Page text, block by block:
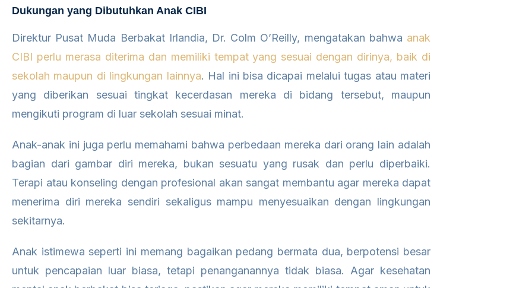
Dukungan yang Dibutuhkan Anak CIBI
Direktur Pusat Muda Berbakat Irlandia, Dr. Colm O’Reilly, mengatakan bahwa anak
CIBI perlu merasa diterima dan memiliki tempat yang sesuai dengan dirinya, baik di
sekolah maupun di lingkungan lainnya. Hal ini bisa dicapai melalui tugas atau materi
yang diberikan sesuai tingkat kecerdasan mereka di bidang tersebut, maupun
mengikuti program di luar sekolah sesuai minat.
Anak-anak ini juga perlu memahami bahwa perbedaan mereka dari orang lain adalah
bagian dari gambar diri mereka, bukan sesuatu yang rusak dan perlu diperbaiki.
Terapi atau konseling dengan profesional akan sangat membantu agar mereka dapat
menerima diri mereka sendiri sekaligus mampu menyesuaikan dengan lingkungan
sekitarnya.
Anak istimewa seperti ini memang bagaikan pedang bermata dua, berpotensi besar
untuk pencapaian luar biasa, tetapi penanganannya tidak biasa. Agar kesehatan